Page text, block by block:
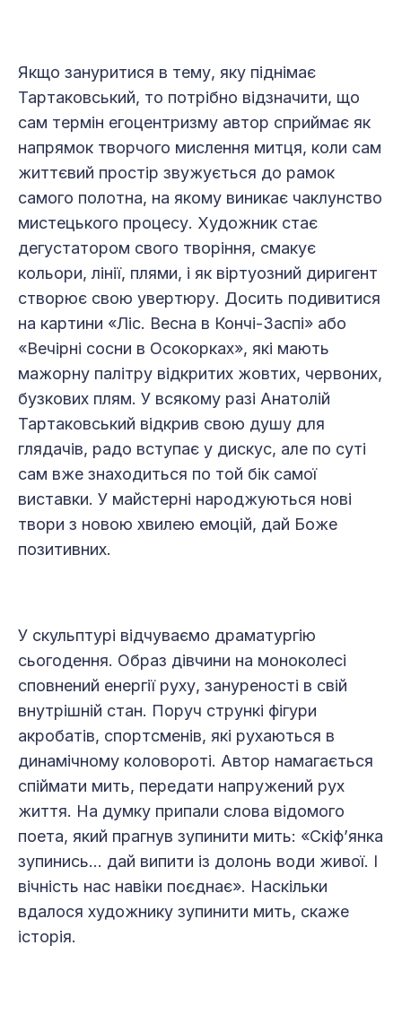
Якщо зануритися в тему, яку піднімає
Тартаковський, то потрібно відзначити, що
сам термін егоцентризму автор сприймає як
напрямок творчого мислення митця, коли сам
життєвий простір звужується до рамок
самого полотна, на якому виникає чаклунство
мистецького процесу. Художник стає
дегустатором свого творіння, смакує
кольори, лінії, плями, і як віртуозний диригент
створює свою увертюру. Досить подивитися
на картини «Ліс. Весна в Кончі-Заспі» або
«Вечірні сосни в Осокорках», які мають
мажорну палітру відкритих жовтих, червоних,
бузкових плям. У всякому разі Анатолій
Тартаковський відкрив свою душу для
глядачів, радо вступає у дискус, але по суті
сам вже знаходиться по той бік самої
виставки. У майстерні народжуються нові
твори з новою хвилею емоцій, дай Боже
позитивних.
У скульптурі відчуваємо драматургію
сьогодення. Образ дівчини на моноколесі
сповнений енергії руху, зануреності в свій
внутрішній стан. Поруч стрункі фігури
акробатів, спортсменів, які рухаються в
динамічному коловороті. Автор намагається
спіймати мить, передати напружений рух
життя. На думку припали слова відомого
поета, який прагнув зупинити мить: «Скіф’янка
зупинись… дай випити із долонь води живої. І
вічність нас навіки поєднає». Наскільки
вдалося художнику зупинити мить, скаже
історія.